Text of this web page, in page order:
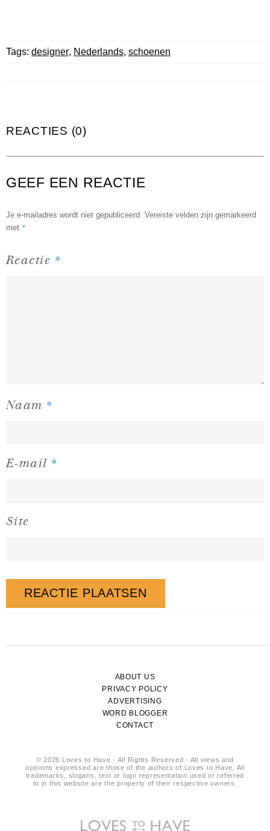
Tags: designer, Nederlands, schoenen
REACTIES (0)
GEEF EEN REACTIE
Je e-mailadres wordt niet gepubliceerd. Vereiste velden zijn gemarkeerd
met *
Reactie *
Naam *
E-mail *
Site
ABOUT US
PRIVACY POLICY
ADVERTISING
WORD BLOGGER
CONTACT
© 2026 Loves to Have - All Rights Reserved - All views and
opinions expressed are those of the authors of Loves to Have. All
trademarks, slogans, text or logo representation used or referred
to in this website are the property of their respective owners.